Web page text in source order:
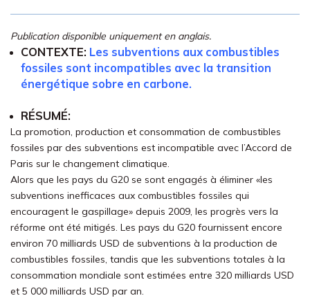
Publication disponible uniquement en anglais.
CONTEXTE: Les subventions aux combustibles
fossiles sont incompatibles avec la transition
énergétique sobre en carbone.
RÉSUMÉ:
La promotion, production et consommation de combustibles
fossiles par des subventions est incompatible avec l’Accord de
Paris sur le changement climatique.
Alors que les pays du G20 se sont engagés à éliminer «les
subventions inefficaces aux combustibles fossiles qui
encouragent le gaspillage» depuis 2009, les progrès vers la
réforme ont été mitigés. Les pays du G20 fournissent encore
environ 70 milliards USD de subventions à la production de
combustibles fossiles, tandis que les subventions totales à la
consommation mondiale sont estimées entre 320 milliards USD
et 5 000 milliards USD par an.